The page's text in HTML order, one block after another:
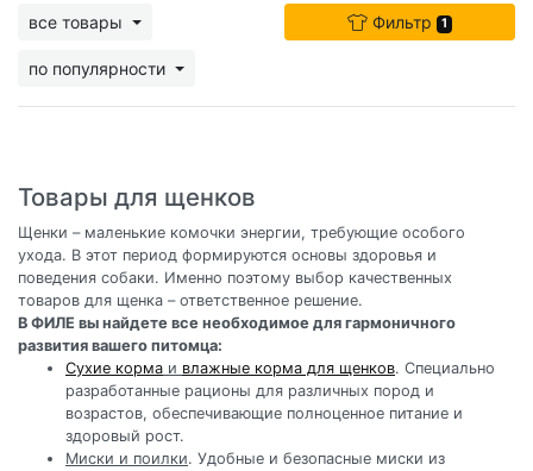
все товары
по популярности
Фильтр 1
Товары для щенков
Щенки – маленькие комочки энергии, требующие особого
ухода. В этот период формируются основы здоровья и
поведения собаки. Именно поэтому выбор качественных
товаров для щенка – ответственное решение.
В ФИЛЕ вы найдете все необходимое для гармоничного
развития вашего питомца:
Сухие корма и влажные корма для щенков. Специально
разработанные рационы для различных пород и
возрастов, обеспечивающие полноценное питание и
здоровый рост.
Миски и поилки. Удобные и безопасные миски из